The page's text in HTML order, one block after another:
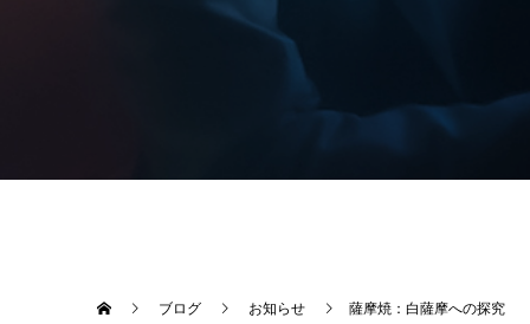
ブログ お知らせ 薩摩焼：白薩摩への探究